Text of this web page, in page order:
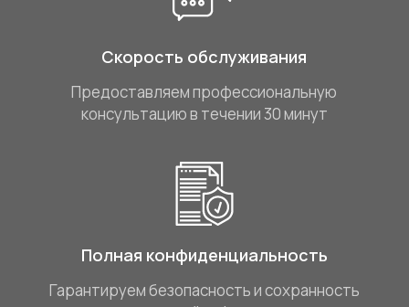
Скорость обслуживания
Предоставляем профессиональную
консультацию в течении 30 минут
Полная конфиденциальность
Гарантируем безопасность и сохранность